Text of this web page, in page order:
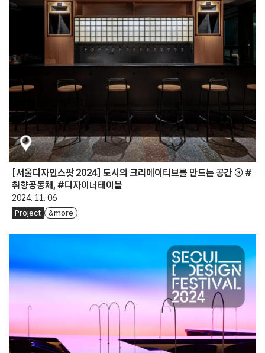
[서울디자인스팟 2024] 도시의 크리에이티브를 만드는 공간 ③ #
취향공동체, #디자이너테이블
2024. 11. 06
Project & more